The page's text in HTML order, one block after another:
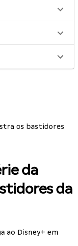
os bastidores
da
da
ao Disney+ em